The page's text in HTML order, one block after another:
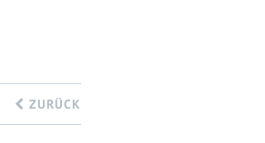
ZURÜCK